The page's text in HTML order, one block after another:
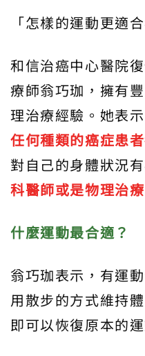
「怎樣的運動更適
和信治癌中心醫院
療師翁巧珈，擁有
理治療經驗。她表
任何種類的癌症患
對自己的身體狀況有
科醫師或是物理治
什麼運動最合適？
翁巧珈表示，有運
用散步的方式維持
即可以恢復原本的